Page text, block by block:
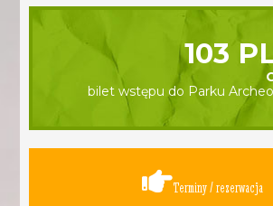
103
bilet wstępu do Parku
Terminy / rezerwacja